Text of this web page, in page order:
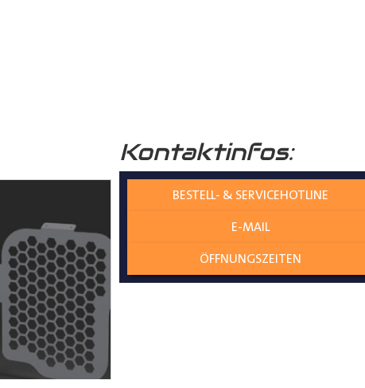
Forstwirtschaft, was nicht nur die Umwelt schützt,
dass die einzelnen Holzplatten perfekt
Laderaumverschraubt werden. Dies gewährleistet eine
zusammenpassen und keine Übergangskanten entstehen
der Laderaumboden konturgenau und mit kaum Spiel zwischen
und kein Rost!
Kontaktinfos:
BESTELL- & SERVICEHOTLINE
E-MAIL
ÖFFNUNGSZEITEN